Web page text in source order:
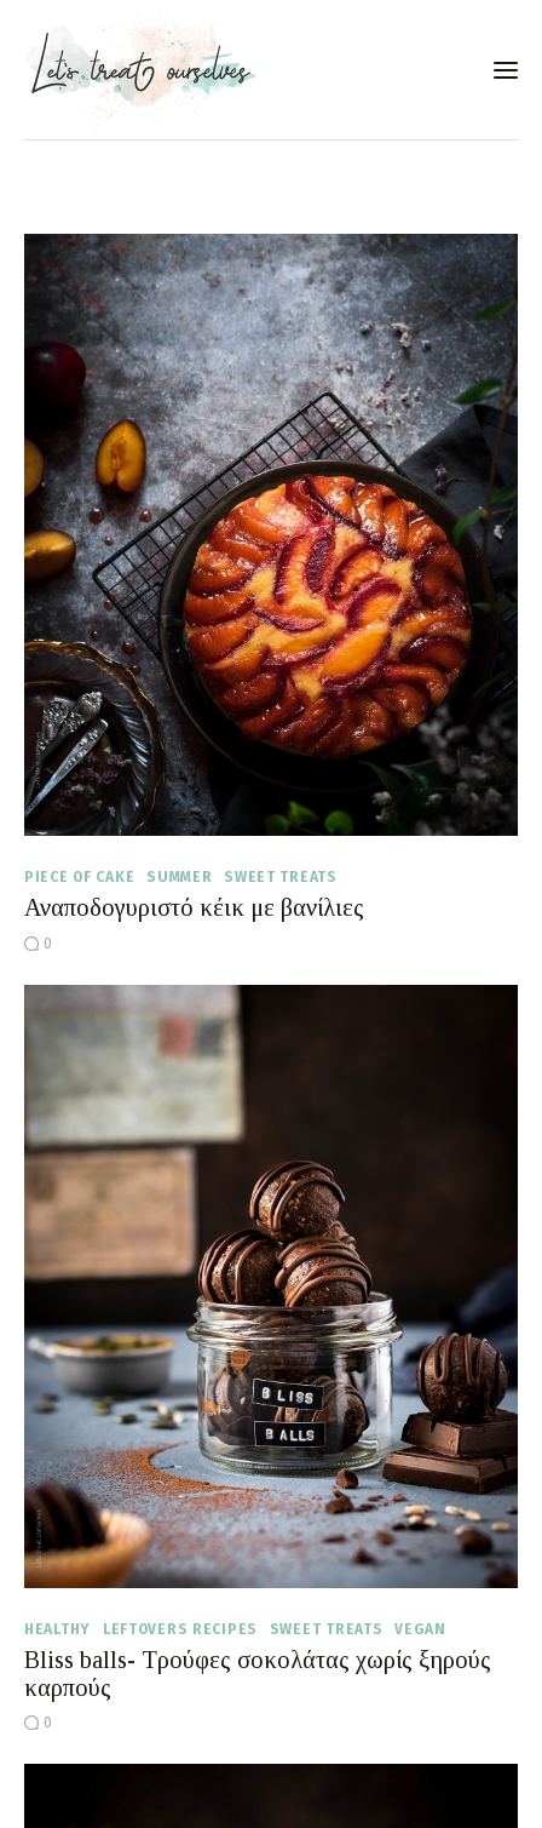
Portfolio
Services
Food photography tips
Επικοινωνία
Συνεργασίες
Moments of Mine
FAQ
PIECE OF CAKE SUMMER SWEET TREATS
Αναποδογυριστό κέικ με βανίλιες
0
HEALTHY LEFTOVERS RECIPES SWEET TREATS VEGAN
Bliss balls- Τρούφες σοκολάτας χωρίς ξηρούς
καρπούς
0